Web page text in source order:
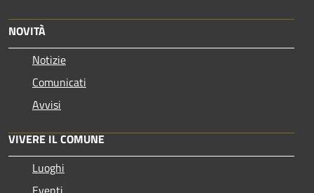
NOVITÀ
Notizie
Comunicati
Avvisi
VIVERE IL COMUNE
Luoghi